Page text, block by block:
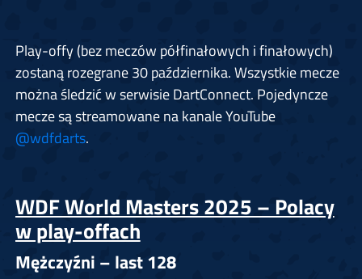
Play-offy (bez meczów półfinałowych i finałowych)
zostaną rozegrane 30 października. Wszystkie mecze
można śledzić w serwisie DartConnect. Pojedyncze
mecze są streamowane na kanale YouTube
@wdfdarts.
WDF World Masters 2025 – Polacy
w play-offach
Mężczyźni – last 128